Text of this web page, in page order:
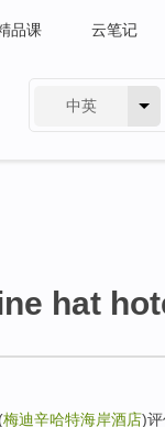
品课 云笔记
中英
hat
(梅迪辛哈特海岸酒店)